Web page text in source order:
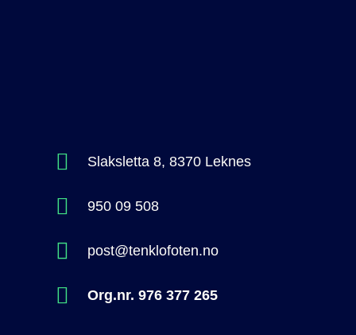
Slaksletta 8, 8370 Leknes
950 09 508
post@tenklofoten.no
Org.nr. 976 377 265